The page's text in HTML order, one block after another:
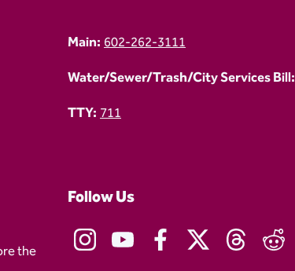
Main:602-262-3111
Water/Sewer/Trash/City Services Bill:
TTY:711
the
Follow Us